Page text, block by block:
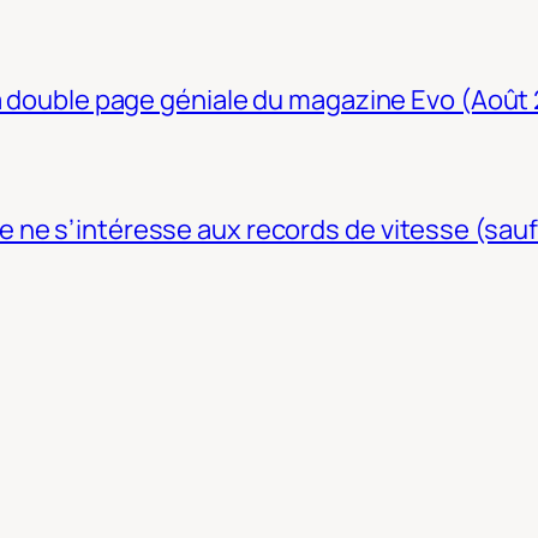
page géniale du magazine Evo
ne s’intéresse aux records de vitesse